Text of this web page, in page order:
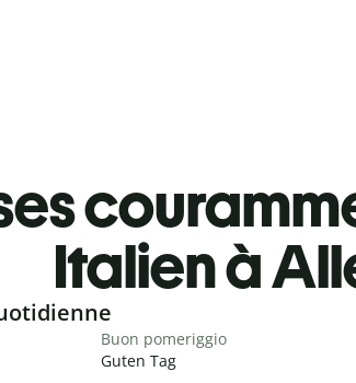
Italien à
Buon pomeriggio
Guten Tag